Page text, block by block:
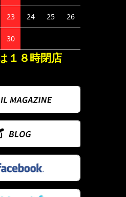
23 24 25 26
30
１８時閉店